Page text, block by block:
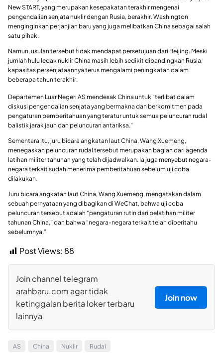
New START, yang merupakan kesepakatan terakhir mengenai
pengendalian senjata nuklir dengan Rusia, berakhir. Washington
menginginkan perjanjian baru yang juga melibatkan China sebagai salah
satu pihak.
Namun, usulan tersebut tidak mendapat persetujuan dari Beijing. Meski
jumlah hulu ledak nuklir China masih lebih sedikit dibandingkan Rusia,
kapasitas persenjataannya terus mengalami peningkatan dalam
beberapa tahun terakhir.
Departemen Luar Negeri AS mendesak China untuk “terlibat dalam
diskusi pengendalian senjata yang bermakna dan berkomitmen pada
pengaturan pemberitahuan yang teratur untuk semua peluncuran rudal
balistik jarak jauh dan peluncuran antariksa.”
Sementara itu, juru bicara angkatan laut China, Wang Xuemeng,
menegaskan peluncuran rudal tersebut merupakan bagian dari agenda
latihan militer tahunan yang telah dijadwalkan. Ia juga menyebut negara-
negara terkait sudah menerima pemberitahuan sebelum uji coba
dilakukan.
Juru bicara angkatan laut China, Wang Xuemeng, mengatakan dalam
sebuah pernyataan yang dibagikan di WeChat, bahwa uji coba
peluncuran tersebut adalah “pengaturan rutin dari pelatihan militer
tahunan China,” dan bahwa “negara-negara terkait telah diberitahu
sebelumnya.”
Post Views: 88
Join channel telegram
arahbaru.com agar tidak
ketinggalan berita loker terbaru
lainnya
Join now
AS China Nuklir Rudal